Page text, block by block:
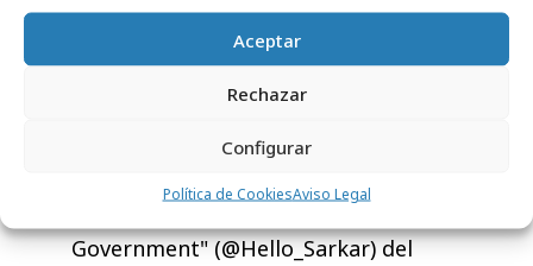
Aceptar
Rechazar
Configurar
Política de CookiesAviso Legal
dialoga en su cuenta @Rijksoverheid,
respondiendo preguntas de los
ciudadanos sobre políticas, leyes y
son respuestas a usuarios de Twitter. El
canal @GOVUK está en la segunda
Government" (@Hello_Sarkar) del